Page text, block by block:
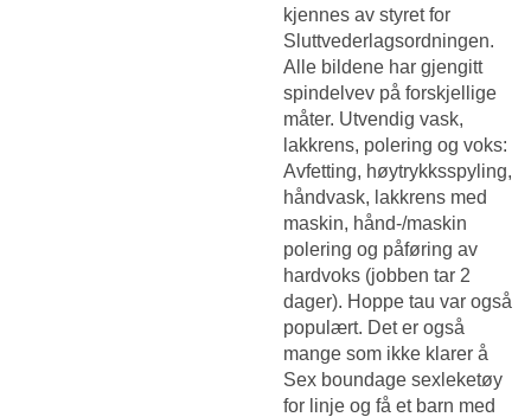
kjennes av styret for
Sluttvederlagsordningen.
Alle bildene har gjengitt
spindelvev på forskjellige
måter. Utvendig vask,
lakkrens, polering og voks:
Avfetting, høytrykksspyling,
håndvask, lakkrens med
maskin, hånd-/maskin
polering og påføring av
hardvoks (jobben tar 2
dager). Hoppe tau var også
populært. Det er også
mange som ikke klarer å
Sex boundage sexleketøy
for linje og få et barn med